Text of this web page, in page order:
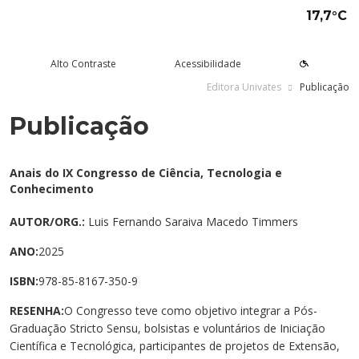
17,7°C
aqui
de ingresso
Univates
Presencial
Crie
e Inovação
- Inovates
e Projetos de
Abertos à Comunidade
Pedagógica Externa
e Lazer
Univates
Culturais
Alto Contraste
Acessibilidade
Editora Univates
Publicação
Publicação
Anais do IX Congresso de Ciência, Tecnologia e
Conhecimento
AUTOR/ORG.: Luis Fernando Saraiva Macedo Timmers
ANO:2025
ISBN:978-85-8167-350-9
RESENHA:O Congresso teve como objetivo integrar a Pós-
Graduação Stricto Sensu, bolsistas e voluntários de Iniciação
Científica e Tecnológica, participantes de projetos de Extensão,